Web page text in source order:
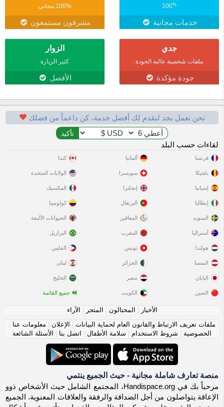
100%
خدمات مجانية
100% مجاني
مشرفون مستمعون
جدي
ملفات شخصية عالية الجودة
جودة مؤكدة
الزوار
كثير الزيارة
الأفضل
نحن نعمل بجد لنقدم لك أفضل خدمة، كن داعماً من فضلك
لقاءات حسب البلد
فرنسا
بلجيكا
إسبانيا
إيطاليا
السويد
ألمانيا
سويسرا
إنجلترا
البرتغال
المعاقين
كندا
الولايات المتحدة
المكسيك
كولومبيا
الحيوانات الأليفة
أستراليا
هولندا
النمسا
اليابان
الصين
المغرب
تونس
الجزائر
مصر
الكويت
البرازيل
الفلبين
لبنان
الخليج
جميع القائمة
الأخبار المحتالون المتجر
الآراء
ملفات تعريف الارتباط والقانون العام لحماية البيانات
الإعلان معلومات عنا
الخصوصية
شروط الاستخدام سلامة الأطفال اتصل بنا الأسئلة الشائعة
منصة تعارف شاملة مجانية - حيث الجميع ينتمي
مرحباً بك في Handispace.org، المجتمع الشامل حيث الأشخاص ذوو
الإعاقة يتواصلون من أجل الصداقة والرفقة والعلاقات المعنوية. الجميع